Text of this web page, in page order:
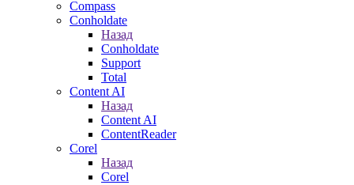
Compass
Conholdate
Назад
Conholdate
Support
Total
Content AI
Назад
Content AI
ContentReader
Corel
Назад
Corel